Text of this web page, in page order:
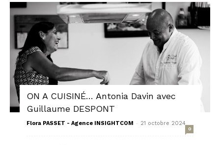
ON A CUISINÉ… Antonia Davin avec
Guillaume DESPONT
Flora PASSET - Agence INSIGHTCOM - 21 octobre 2024
0